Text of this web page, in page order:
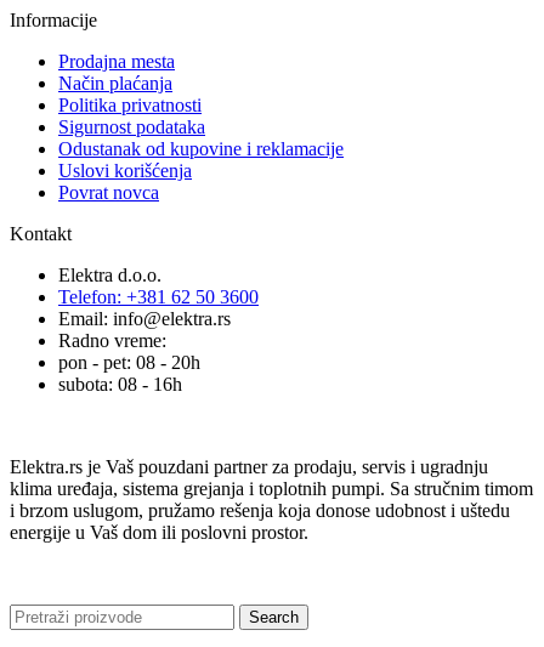
Informacije
Prodajna mesta
Način plaćanja
Politika privatnosti
Sigurnost podataka
Odustanak od kupovine i reklamacije
Uslovi korišćenja
Povrat novca
Kontakt
Elektra d.o.o.
Telefon: +381 62 50 3600
Email: info@elektra.rs
Radno vreme:
pon - pet: 08 - 20h
subota: 08 - 16h
Elektra.rs je Vaš pouzdani partner za prodaju, servis i ugradnju
klima uređaja, sistema grejanja i toplotnih pumpi. Sa stručnim timom
i brzom uslugom, pružamo rešenja koja donose udobnost i uštedu
energije u Vaš dom ili poslovni prostor.
Search